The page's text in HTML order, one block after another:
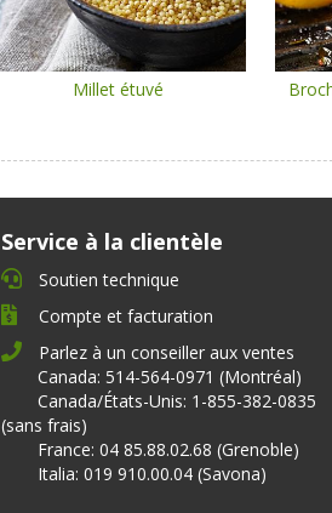
Millet étuvé
Service à la clientèle
Soutien technique
Compte et facturation
Parlez à un conseiller aux ventes
Canada: 514-564-0971 (Montréal)
Canada/États-Unis: 1-855-382-0835
(sans frais)
France: 04 85.88.02.68 (Grenoble)
Italia: 019 910.00.04 (Savona)